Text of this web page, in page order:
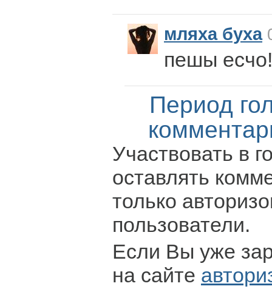
мляха буха
пешы есчо!
Период
Участвовать в
оставлять
только
пользователи.
Если Вы уже
на сайте